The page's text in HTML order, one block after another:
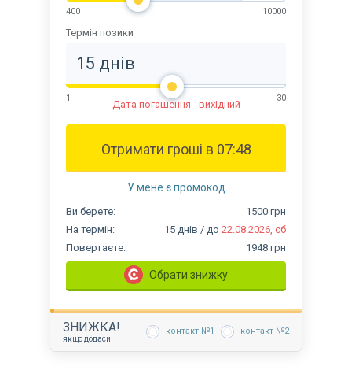
400 10000
Термін позики
1 30
Дата погашення - вихідний
Отримати гроші в 07:48
У мене є промокод
Ви берете: 1500 грн
На термін: 15 днів / до 22.08.2026, сб
Повертаєте: 1948 грн
Обрати знижку
ЗНИЖКА!
якщо додаси
контакт №1 контакт №2